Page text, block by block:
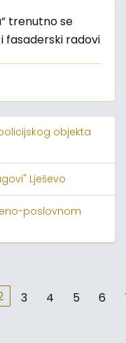
trenutno se
fasaderski radovi
objekta
Lješevo
poslovnom
3 4 5 6